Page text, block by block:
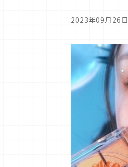
2023年09月26日